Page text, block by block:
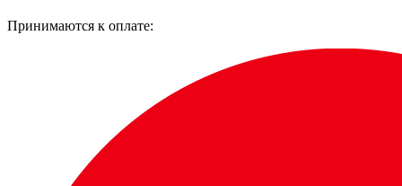
Принимаются к оплате: